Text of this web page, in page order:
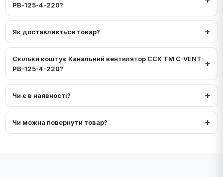
PB-125-4-220?
Як доставляється товар?
Скільки коштує Канальний вентилятор ССК ТМ C-VENT-
PB-125-4-220?
Чи є в наявності?
Чи можна повернути товар?